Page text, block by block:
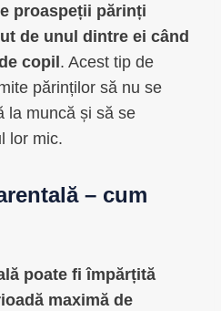
proaspeții părinți
de unul dintre ei când
copil. Acest tip de
părinților să nu se
la muncă și să se
lor mic.
– cum
poate fi împărțită
maximă de